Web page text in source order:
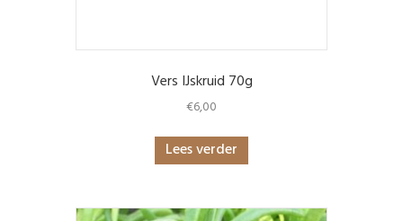
Vers IJskruid 70g
€6,00
Lees verder